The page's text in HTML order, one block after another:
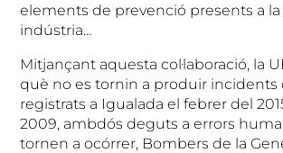
elements de prevenció presents a
indústria…
Mitjançant aquesta col·laboració, la
què no es tornin a produir incidents
registrats a Igualada el febrer del
2009, ambdós deguts a errors
tornen a ocórrer, Bombers de la